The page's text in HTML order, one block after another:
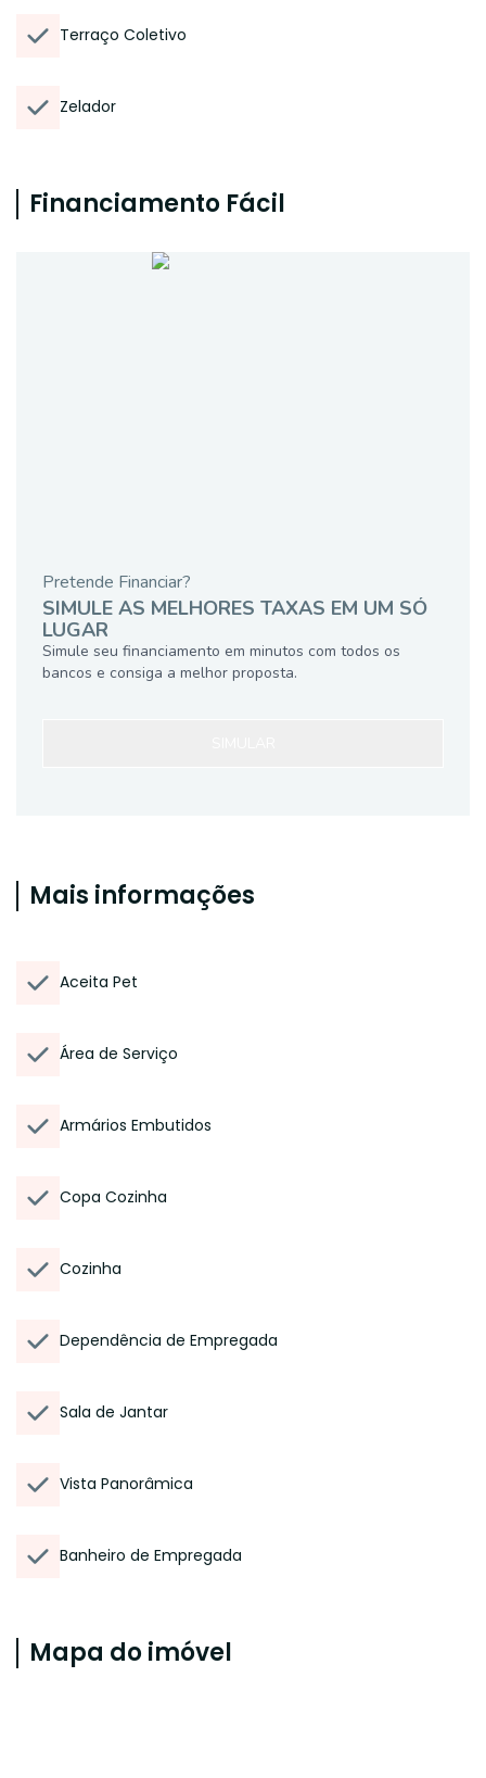
Terraço Coletivo
Zelador
Financiamento Fácil
Pretende Financiar?
SIMULE AS MELHORES TAXAS EM UM SÓ
LUGAR
Simule seu financiamento em minutos com todos os
bancos e consiga a melhor proposta.
Mais informações
Aceita Pet
Área de Serviço
Armários Embutidos
Copa Cozinha
Cozinha
Dependência de Empregada
Sala de Jantar
Vista Panorâmica
Banheiro de Empregada
Mapa do imóvel